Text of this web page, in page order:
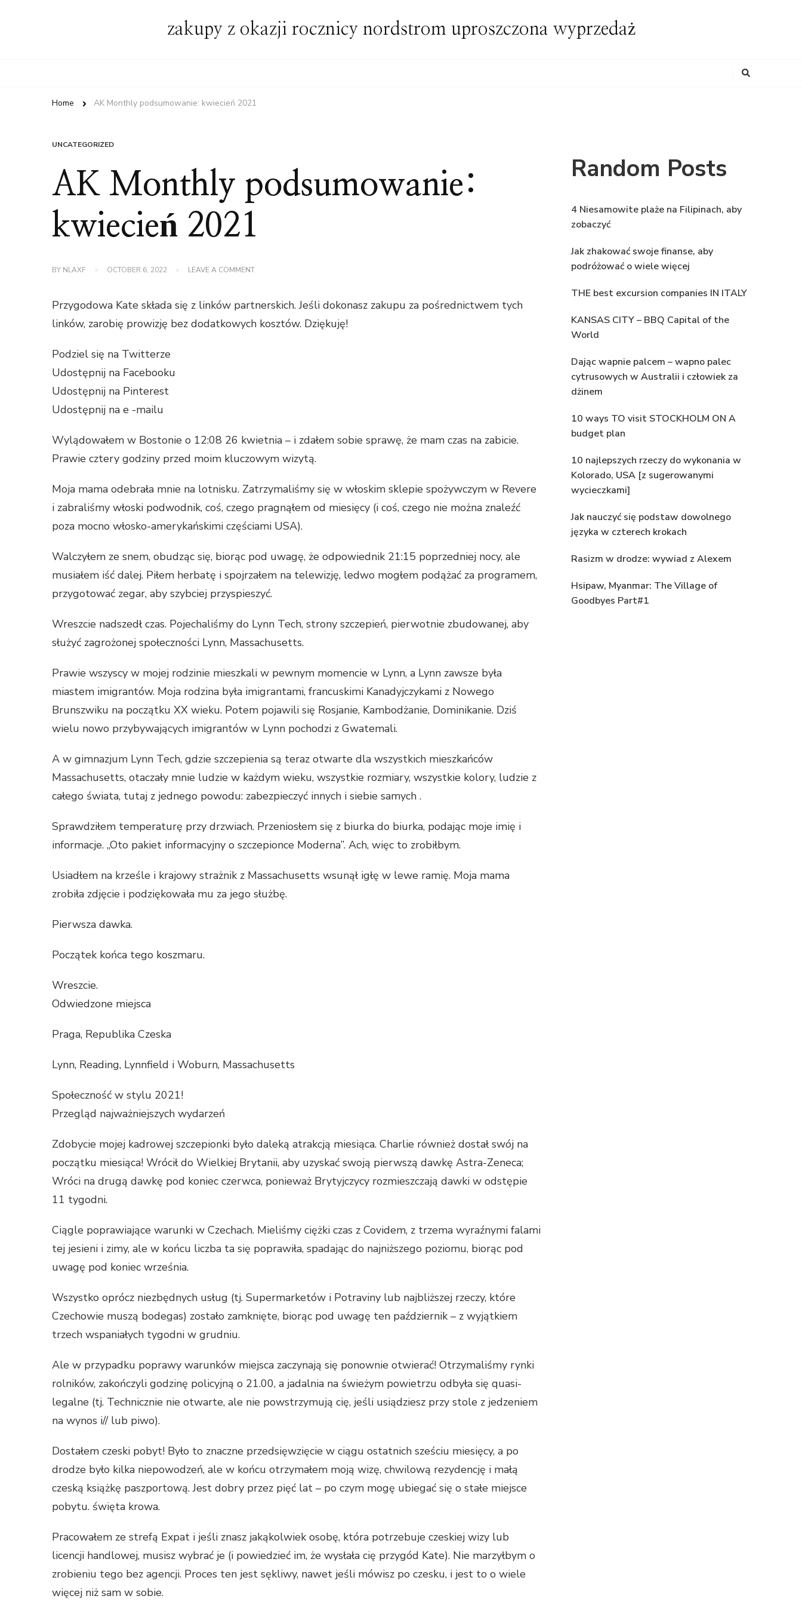
zakupy z okazji rocznicy nordstrom uproszczona wyprzedaż
Home AK Monthly podsumowanie: kwiecień 2021
UNCATEGORIZED
AK Monthly podsumowanie:
kwiecień 2021
BY NLAXF OCTOBER 6, 2022 LEAVE A COMMENTON
PODSUMOWANIE:
KWIECIEŃ
2021
Przygodowa Kate składa się z linków partnerskich. Jeśli dokonasz zakupu za pośrednictwem tych
linków, zarobię prowizję bez dodatkowych kosztów. Dziękuję!
Podziel się na Twitterze
Udostępnij na Facebooku
Udostępnij na Pinterest
Udostępnij na e -mailu
Wylądowałem w Bostonie o 12:08 26 kwietnia – i zdałem sobie sprawę, że mam czas na zabicie.
Prawie cztery godziny przed moim kluczowym wizytą.
Moja mama odebrała mnie na lotnisku. Zatrzymaliśmy się w włoskim sklepie spożywczym w Revere
i zabraliśmy włoski podwodnik, coś, czego pragnąłem od miesięcy (i coś, czego nie można znaleźć
poza mocno włosko-amerykańskimi częściami USA).
Walczyłem ze snem, obudząc się, biorąc pod uwagę, że odpowiednik 21:15 poprzedniej nocy, ale
musiałem iść dalej. Piłem herbatę i spojrzałem na telewizję, ledwo mogłem podążać za programem,
przygotować zegar, aby szybciej przyspieszyć.
Wreszcie nadszedł czas. Pojechaliśmy do Lynn Tech, strony szczepień, pierwotnie zbudowanej, aby
służyć zagrożonej społeczności Lynn, Massachusetts.
Prawie wszyscy w mojej rodzinie mieszkali w pewnym momencie w Lynn, a Lynn zawsze była
miastem imigrantów. Moja rodzina była imigrantami, francuskimi Kanadyjczykami z Nowego
Brunszwiku na początku XX wieku. Potem pojawili się Rosjanie, Kambodżanie, Dominikanie. Dziś
wielu nowo przybywających imigrantów w Lynn pochodzi z Gwatemali.
A w gimnazjum Lynn Tech, gdzie szczepienia są teraz otwarte dla wszystkich mieszkańców
Massachusetts, otaczały mnie ludzie w każdym wieku, wszystkie rozmiary, wszystkie kolory, ludzie z
całego świata, tutaj z jednego powodu: zabezpieczyć innych i siebie samych .
Sprawdziłem temperaturę przy drzwiach. Przeniosłem się z biurka do biurka, podając moje imię i
informacje. „Oto pakiet informacyjny o szczepionce Moderna”. Ach, więc to zrobiłbym.
Usiadłem na krześle i krajowy strażnik z Massachusetts wsunął igłę w lewe ramię. Moja mama
zrobiła zdjęcie i podziękowała mu za jego służbę.
Pierwsza dawka.
Początek końca tego koszmaru.
Wreszcie.
Odwiedzone miejsca
Praga, Republika Czeska
Lynn, Reading, Lynnfield i Woburn, Massachusetts
Społeczność w stylu 2021!
Przegląd najważniejszych wydarzeń
Zdobycie mojej kadrowej szczepionki było daleką atrakcją miesiąca. Charlie również dostał swój na
początku miesiąca! Wrócił do Wielkiej Brytanii, aby uzyskać swoją pierwszą dawkę Astra-Zeneca;
Wróci na drugą dawkę pod koniec czerwca, ponieważ Brytyjczycy rozmieszczają dawki w odstępie
11 tygodni.
Ciągle poprawiające warunki w Czechach. Mieliśmy ciężki czas z Covidem, z trzema wyraźnymi falami
tej jesieni i zimy, ale w końcu liczba ta się poprawiła, spadając do najniższego poziomu, biorąc pod
uwagę pod koniec września.
Wszystko oprócz niezbędnych usług (tj. Supermarketów i Potraviny lub najbliższej rzeczy, które
Czechowie muszą bodegas) zostało zamknięte, biorąc pod uwagę ten październik – z wyjątkiem
trzech wspaniałych tygodni w grudniu.
Ale w przypadku poprawy warunków miejsca zaczynają się ponownie otwierać! Otrzymaliśmy rynki
rolników, zakończyli godzinę policyjną o 21.00, a jadalnia na świeżym powietrzu odbyła się quasi-
legalne (tj. Technicznie nie otwarte, ale nie powstrzymują cię, jeśli usiądziesz przy stole z jedzeniem
na wynos i// lub piwo).
Dostałem czeski pobyt! Było to znaczne przedsięwzięcie w ciągu ostatnich sześciu miesięcy, a po
drodze było kilka niepowodzeń, ale w końcu otrzymałem moją wizę, chwilową rezydencję i małą
czeską książkę paszportową. Jest dobry przez pięć lat – po czym mogę ubiegać się o stałe miejsce
pobytu. święta krowa.
Pracowałem ze strefą Expat i jeśli znasz jakąkolwiek osobę, która potrzebuje czeskiej wizy lub
licencji handlowej, musisz wybrać je (i powiedzieć im, że wysłała cię przygód Kate). Nie marzyłbym o
zrobieniu tego bez agencji. Proces ten jest sękliwy, nawet jeśli mówisz po czesku, i jest to o wiele
więcej niż sam w sobie.
Random Posts
4 Niesamowite plaże na Filipinach, aby
zobaczyć
Jak zhakować swoje finanse, aby
podróżować o wiele więcej
THE best excursion companies IN ITALY
KANSAS CITY – BBQ Capital of the
World
Dając wapnie palcem – wapno palec
cytrusowych w Australii i człowiek za
dżinem
10 ways TO visit STOCKHOLM ON A
budget plan
10 najlepszych rzeczy do wykonania w
Kolorado, USA [z sugerowanymi
wycieczkami]
Jak nauczyć się podstaw dowolnego
języka w czterech krokach
Rasizm w drodze: wywiad z Alexem
Hsipaw, Myanmar: The Village of
Goodbyes Part#1